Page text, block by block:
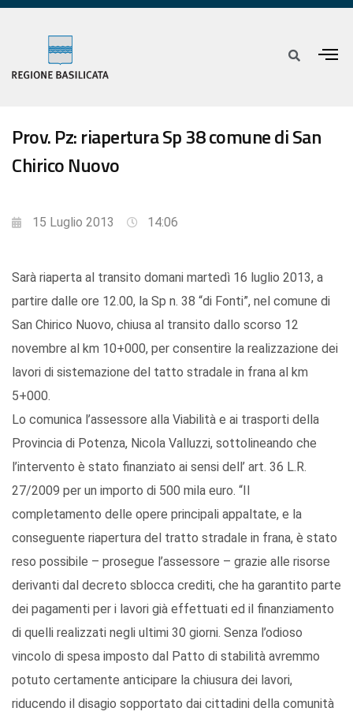
Prov. Pz: riapertura Sp 38 comune di San
Chirico Nuovo
15 Luglio 2013 14:06
Sarà riaperta al transito domani martedì 16 luglio 2013, a
partire dalle ore 12.00, la Sp n. 38 “di Fonti”, nel comune di
San Chirico Nuovo, chiusa al transito dallo scorso 12
novembre al km 10+000, per consentire la realizzazione dei
lavori di sistemazione del tatto stradale in frana al km
5+000.
Lo comunica l’assessore alla Viabilità e ai trasporti della
Provincia di Potenza, Nicola Valluzzi, sottolineando che
l’intervento è stato finanziato ai sensi dell’ art. 36 L.R.
27/2009 per un importo di 500 mila euro. “Il
completamento delle opere principali appaltate, e la
conseguente riapertura del tratto stradale in frana, è stato
reso possibile – prosegue l’assessore – grazie alle risorse
derivanti dal decreto sblocca crediti, che ha garantito parte
dei pagamenti per i lavori già effettuati ed il finanziamento
di quelli realizzati negli ultimi 30 giorni. Senza l’odioso
vincolo di spesa imposto dal Patto di stabilità avremmo
potuto certamente anticipare la chiusura dei lavori,
riducendo il disagio sopportato dai cittadini della comunità